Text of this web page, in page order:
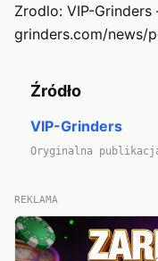
Zrodlo: VIP-
grinders.com/news/
Źródło
VIP-Grinders
Oryginalna
REKLAMA